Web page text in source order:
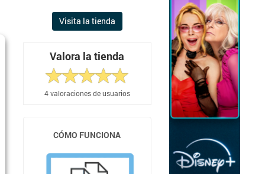
Visita la tienda
Valora la tienda
4valoraciones de usuarios
CÓMO FUNCIONA